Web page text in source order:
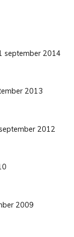
september 2014
2013
2012
2009